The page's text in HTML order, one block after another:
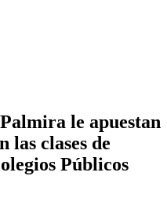
le apuestan
las clases de
Públicos